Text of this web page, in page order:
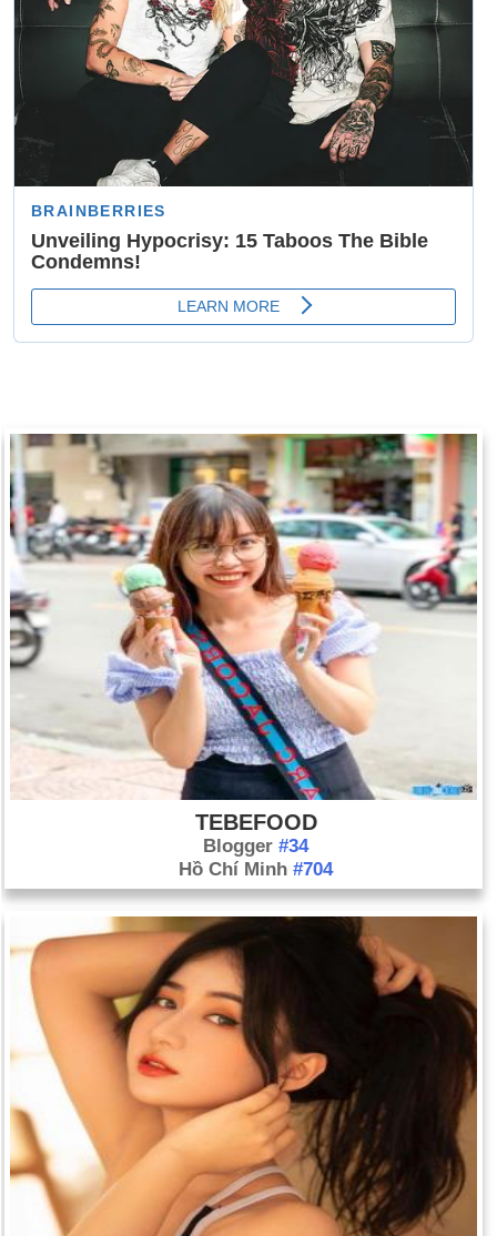
TEBEFOOD
Blogger #34
Hồ Chí Minh #704